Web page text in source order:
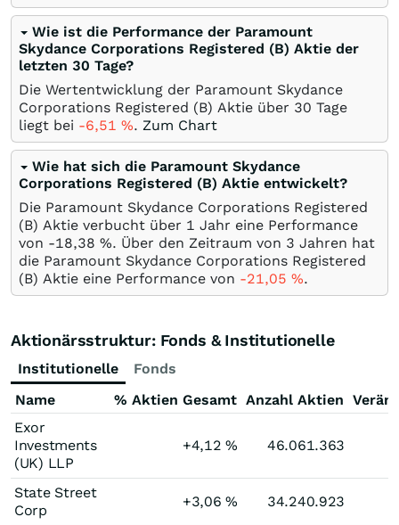
Wie ist die Performance der Paramount
Skydance Corporations Registered (B) Aktie der
letzten 30 Tage?
Die Wertentwicklung der Paramount Skydance
Corporations Registered (B) Aktie über 30 Tage
liegt bei -6,51 %. Zum Chart
Wie hat sich die Paramount Skydance
Corporations Registered (B) Aktie entwickelt?
Die Paramount Skydance Corporations Registered
(B) Aktie verbucht über 1 Jahr eine Performance
von -18,38 %. Über den Zeitraum von 3 Jahren hat
die Paramount Skydance Corporations Registered
(B) Aktie eine Performance von -21,05 %.
Aktionärsstruktur: Fonds & Institutionelle
Institutionelle
Fonds
Name
% Aktien Gesamt Anzahl Aktien
Exor
Investments
(UK) LLP
+4,12% 46.061.363
State Street
Corp
+3,06% 34.240.923